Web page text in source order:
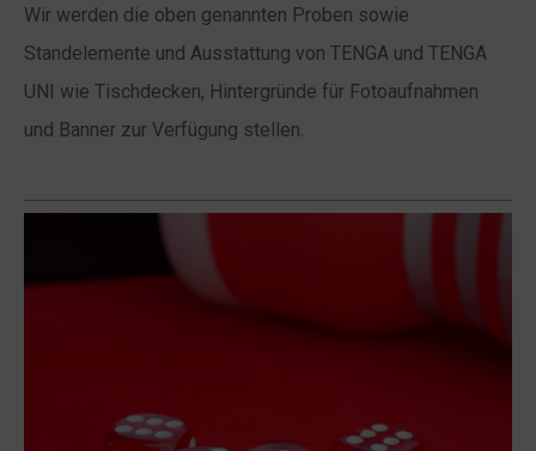
Wir werden die oben genannten Proben sowie
Standelemente und Ausstattung von TENGA und TENGA
UNI wie Tischdecken, Hintergründe für Fotoaufnahmen
und Banner zur Verfügung stellen.